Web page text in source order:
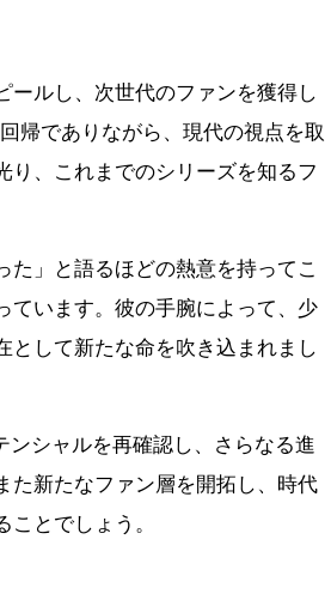
ールし、次世代のファンを獲得し
帰でありながら、現代の視点を取
り、これまでのシリーズを知るフ
た」と語るほどの熱意を持ってこ
ています。彼の手腕によって、少
として新たな命を吹き込まれまし
ンシャルを再確認し、さらなる進
た新たなファン層を開拓し、時代
とでしょう。